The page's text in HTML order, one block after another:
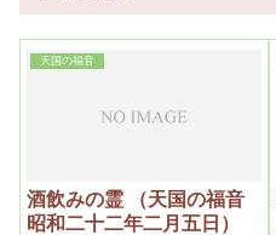
天国の福音
酒飲みの霊 （天国の福音
昭和二十二年二月五日）